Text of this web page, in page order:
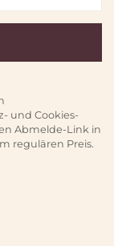
und Cookies-
Abmelde-Link in
regulären Preis.